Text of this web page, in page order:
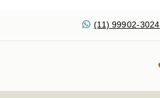
(11) 99902-3024